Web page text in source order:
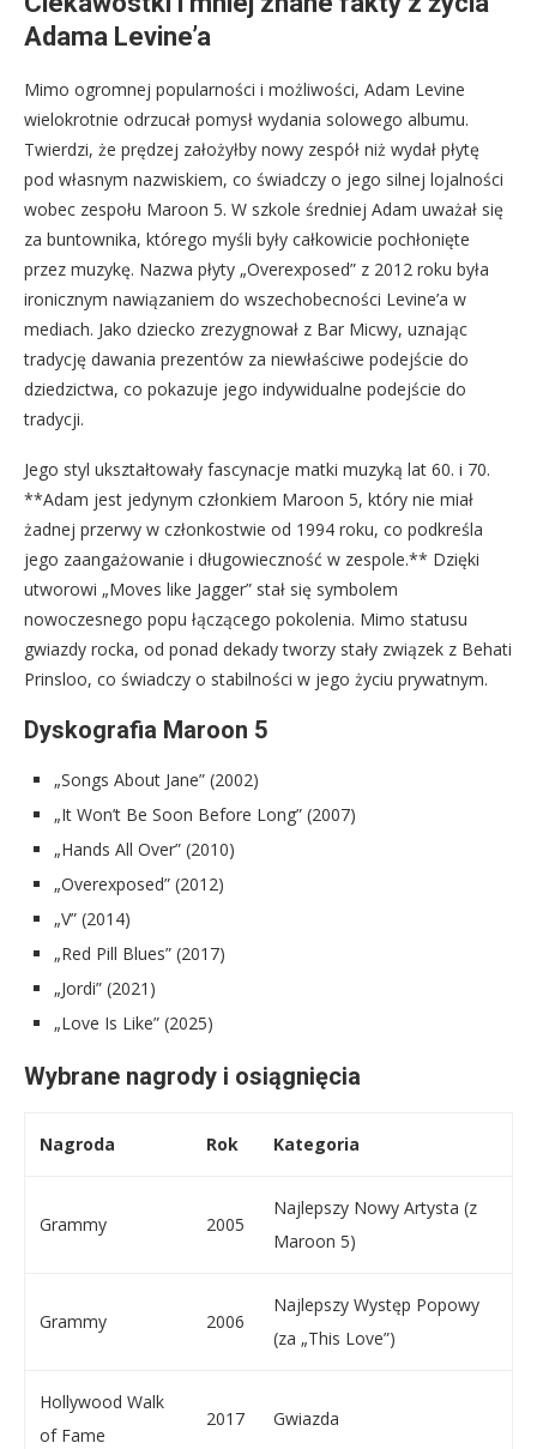
Adama Levine’a
Mimo ogromnej popularności i możliwości, Adam Levine
wielokrotnie odrzucał pomysł wydania solowego albumu.
Twierdzi, że prędzej założyłby nowy zespół niż wydał płytę
pod własnym nazwiskiem, co świadczy o jego silnej lojalności
wobec zespołu Maroon 5. W szkole średniej Adam uważał się
za buntownika, którego myśli były całkowicie pochłonięte
przez muzykę. Nazwa płyty „Overexposed” z 2012 roku była
ironicznym nawiązaniem do wszechobecności Levine’a w
mediach. Jako dziecko zrezygnował z Bar Micwy, uznając
tradycję dawania prezentów za niewłaściwe podejście do
dziedzictwa, co pokazuje jego indywidualne podejście do
tradycji.
Jego styl ukształtowały fascynacje matki muzyką lat 60. i 70.
**Adam jest jedynym członkiem Maroon 5, który nie miał
żadnej przerwy w członkostwie od 1994 roku, co podkreśla
jego zaangażowanie i długowieczność w zespole.** Dzięki
utworowi „Moves like Jagger” stał się symbolem
nowoczesnego popu łączącego pokolenia. Mimo statusu
gwiazdy rocka, od ponad dekady tworzy stały związek z Behati
Prinsloo, co świadczy o stabilności w jego życiu prywatnym.
Dyskografia Maroon 5
„Songs About Jane” (2002)
„It Won’t Be Soon Before Long” (2007)
„Hands All Over” (2010)
„Overexposed” (2012)
„V” (2014)
„Red Pill Blues” (2017)
„Jordi” (2021)
„Love Is Like” (2025)
Wybrane nagrody i osiągnięcia
Nagroda Rok Kategoria
Grammy 2005
Najlepszy Nowy Artysta (z
Maroon 5)
Grammy 2006
Najlepszy Występ Popowy
(za „This Love”)
Hollywood Walk
of Fame
2017 Gwiazda